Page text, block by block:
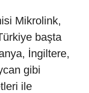
Mikrolink,
başta
İngiltere,
gibi
ile